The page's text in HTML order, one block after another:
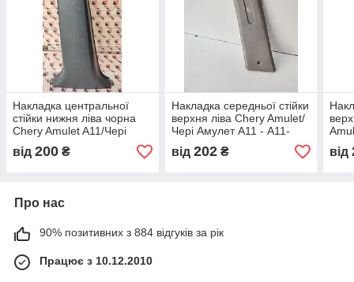
Накладка центральної
стійки нижня ліва чорна
Chery Amulet A11/Чері
Амулет А11 - A15-
5402050BF, (з розбірки)
від 200 ₴
Накладка середньої стійки
верхня ліва Chery Amulet/
Чері Амулет А11 - A11-
5402031, (з розбірки)
від 202₴ від
Про нас
90% позитивних з 884 відгуків за рік
Працює з 10.12.2010